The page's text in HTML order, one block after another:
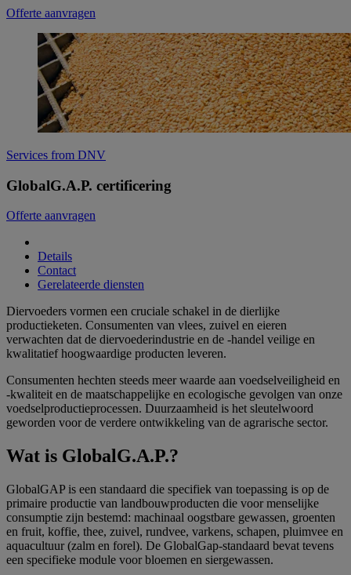
Offerte aanvragen
Services from DNV
GlobalG.A.P. certificering
Offerte aanvragen
Details
Contact
Gerelateerde diensten
Diervoeders vormen een cruciale schakel in de dierlijke
productieketen. Consumenten van vlees, zuivel en eieren
verwachten dat de diervoederindustrie en de -handel veilige en
kwalitatief hoogwaardige producten leveren.
Consumenten hechten steeds meer waarde aan voedselveiligheid en
-kwaliteit en de maatschappelijke en ecologische gevolgen van onze
voedselproductieprocessen. Duurzaamheid is het sleutelwoord
geworden voor de verdere ontwikkeling van de agrarische sector.
Wat is GlobalG.A.P.?
GlobalGAP is een standaard die specifiek van toepassing is op de
primaire productie van landbouwproducten die voor menselijke
consumptie zijn bestemd: machinaal oogstbare gewassen, groenten
en fruit, koffie, thee, zuivel, rundvee, varkens, schapen, pluimvee en
aquacultuur (zalm en forel). De GlobalGap-standaard bevat tevens
een specifieke module voor bloemen en siergewassen.